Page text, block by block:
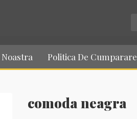
Noastra Politica De Cumparare
comoda neagra